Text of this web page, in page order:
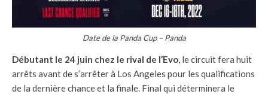
Date de la Panda Cup – Panda
Débutant le 24 juin chez le rival de l’Evo, le circuit fera huit
arrêts avant de s’arrêter à Los Angeles pour les qualifications
de la dernière chance et la finale. Final qui déterminera le